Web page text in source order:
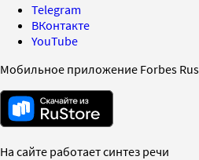
Telegram
ВКонтакте
YouTube
Мобильное приложение Forbes
На сайте работает синтез речи